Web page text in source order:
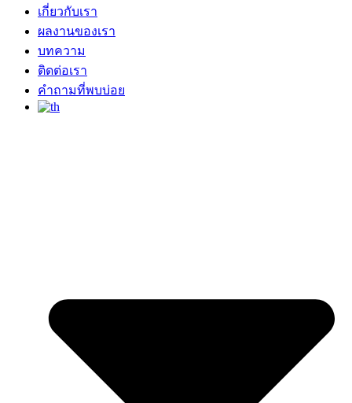
เกี่ยวกับเรา
ผลงานของเรา
บทความ
ติดต่อเรา
คำถามที่พบบ่อย